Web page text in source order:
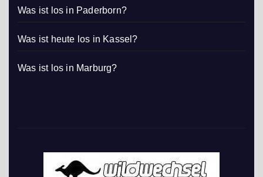
Was ist los in Paderborn?
Was ist heute los in Kassel?
Was ist los in Marburg?